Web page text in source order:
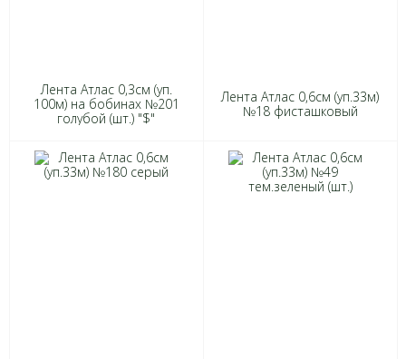
Лента Атлас 0,3см (уп.
100м) на бобинах №201
голубой (шт.) "$"
Лента Атлас 0,6см (уп.33м)
№18 фисташковый